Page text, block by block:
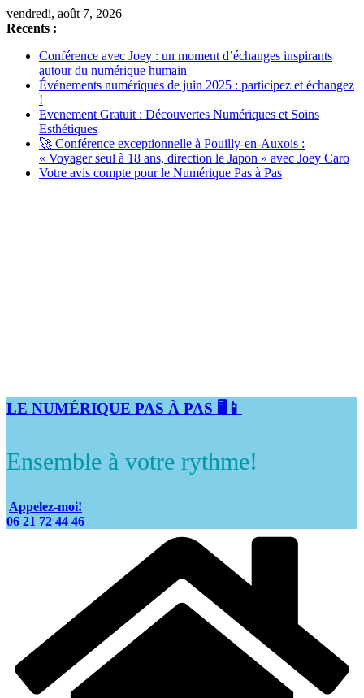
Passer
au
vendredi, août 7, 2026
Récents :
Conférence avec Joey : un moment d’échanges inspirants
autour du numérique humain
Événements numériques de juin 2025 : participez et échangez
!
Evenement Gratuit : Découvertes Numériques et Soins
Esthétiques
🚀 Conférence exceptionnelle à Pouilly-en-Auxois :
« Voyager seul à 18 ans, direction le Japon » avec Joey Caro
Votre avis compte pour le Numérique Pas à Pas
LE NUMÉRIQUE PAS À PAS 🖥️📱
Ensemble à votre rythme!
Appelez-moi!
06 21 72 44 46